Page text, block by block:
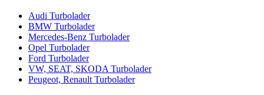
Audi Turbolader
BMW Turbolader
Mercedes-Benz Turbolader
Opel Turbolader
Ford Turbolader
VW, SEAT, SKODA Turbolader
Peugeot, Renault Turbolader